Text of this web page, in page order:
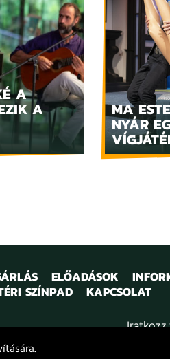
A
A MA
NYÁR
ELŐADÁSOK
SZÍNPAD
KAPCSOLAT